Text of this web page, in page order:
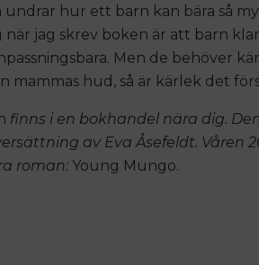
undrar hur ett barn kan bära så
när jag skrev boken är att barn
Men de behöver
mammas hud, så är kärlek det
finns i en bokhandel nära dig.
av Eva Åsefeldt. Våren
roman: Young Mungo.